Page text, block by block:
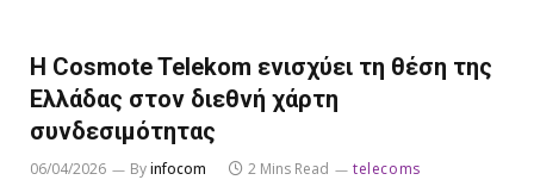
Η Cosmote Telekom ενισχύει τη θέση της
Ελλάδας στον διεθνή χάρτη
συνδεσιμότητας
06/04/2026 Byinfocom 2 Mins Read telecoms